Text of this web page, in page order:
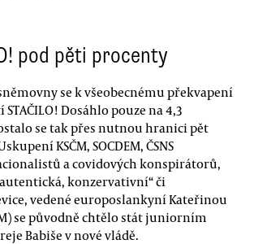
pod pěti procenty
se k všeobecnému překvapení
Dosáhlo pouze na 4,3
se tak přes nutnou hranici pět
KSČM, SOCDEM, ČSNS
a covidových konspirátorů,
konzervativní“ či
vedené europoslankyní Kateřinou
se původně chtělo stát juniorním
Babiše v nové vládě.